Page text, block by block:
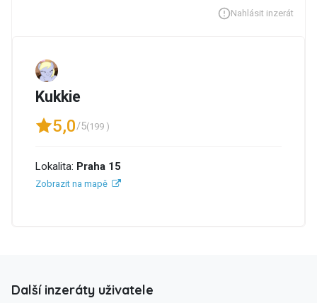
Nahlásit inzerát
Kukkie
5,0/5(199 )
Lokalita: Praha 15
Zobrazit na mapě
Další inzeráty uživatele